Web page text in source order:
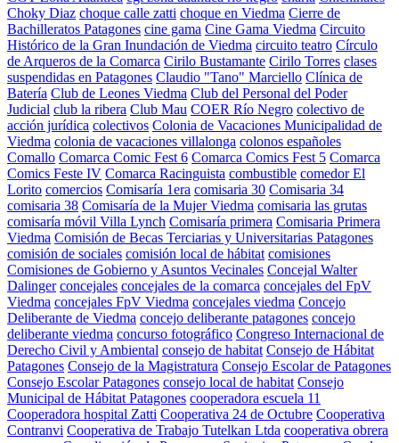
Choky Diaz choque calle zatti choque en Viedma Cierre de
Bachilleratos Patagones cine gama Cine Gama Viedma Circuito
Histórico de la Gran Inundación de Viedma circuito teatro Círculo
de Arqueros de la Comarca Cirilo Bustamante Cirilo Torres clases
suspendidas en Patagones Claudio "Tano" Marciello Clínica de
Batería Club de Leones Viedma Club del Personal del Poder
Judicial club la ribera Club Mau COER Río Negro colectivo de
acción jurídica colectivos Colonia de Vacaciones Municipalidad de
Viedma colonia de vacaciones villalonga colonos españoles
Comallo Comarca Comic Fest 6 Comarca Comics Fest 5 Comarca
Comics Feste IV Comarca Racinguista combustible comedor El
Lorito comercios Comisaría 1era comisaria 30 Comisaria 34
comisaria 38 Comisaría de la Mujer Viedma comisaria las grutas
comisaría móvil Villa Lynch Comisaría primera Comisaria Primera
Viedma Comisión de Becas Terciarias y Universitarias Patagones
comisión de sociales comisión local de hábitat comisiones
Comisiones de Gobierno y Asuntos Vecinales Concejal Walter
Dalinger concejales concejales de la comarca concejales del FpV
Viedma concejales FpV Viedma concejales viedma Concejo
Deliberante de Viedma concejo deliberante patagones concejo
deliberante viedma concurso fotográfico Congreso Internacional de
Derecho Civil y Ambiental consejo de habitat Consejo de Hábitat
Patagones Consejo de la Magistratura Consejo Escolar de Patagones
Consejo Escolar Patagones consejo local de habitat Consejo
Municipal de Hábitat Patagones cooperadora escuela 11
Cooperadora hospital Zatti Cooperativa 24 de Octubre Cooperativa
Contranvi Cooperativa de Trabajo Tutelkan Ltda cooperativa obrera